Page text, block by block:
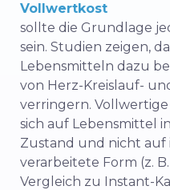
Vollwertkost
sollte die Grundlage
sein. Studien zeigen,
Lebensmitteln dazu
von Herz-Kreislauf-
verringern.
sich auf Lebensmittel
Zustand und nicht auf
verarbeitete Form (z.
Vergleich zu Instant-